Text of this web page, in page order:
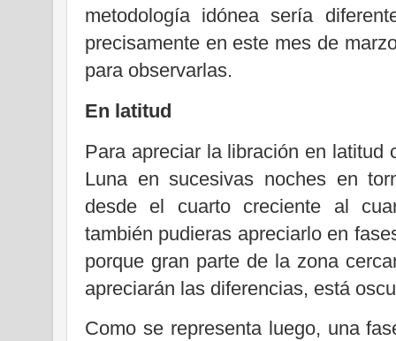
metodología idónea sería
precisamente en este mes de
para observarlas.
En latitud
Para apreciar la libración en latitud
Luna en sucesivas noches en
desde el cuarto creciente al
también pudieras apreciarlo en
porque gran parte de la zona
apreciarán las diferencias, está
Como se representa luego, una